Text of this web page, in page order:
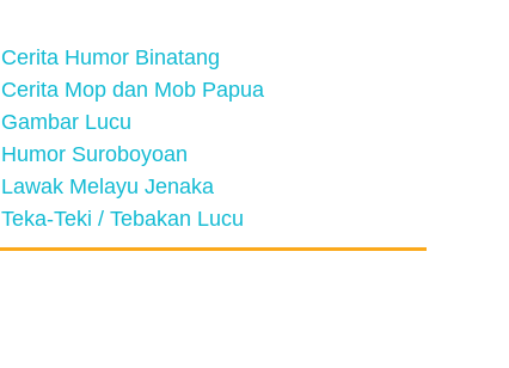
Cerita Humor Binatang
Cerita Mop dan Mob Papua
Gambar Lucu
Humor Suroboyoan
Lawak Melayu Jenaka
Teka-Teki / Tebakan Lucu